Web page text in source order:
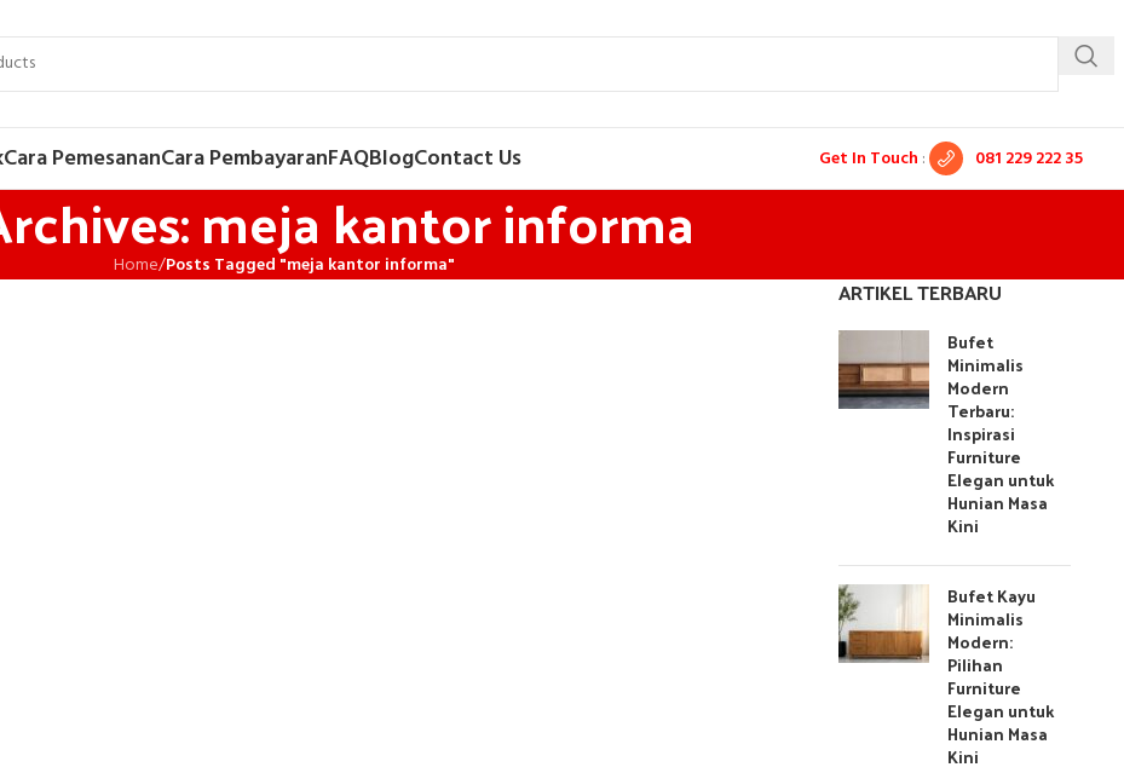
Cara PemesananCara PembayaranFAQBlogContact Us Get In Touch : 081 229 222 35
meja kantor informa
Home/Posts Tagged "meja kantor informa"
ARTIKEL TERBARU
Bufet
Minimalis
Modern
Terbaru:
Inspirasi
Furniture
Elegan untuk
Hunian Masa
Kini
Bufet Kayu
Minimalis
Modern:
Pilihan
Furniture
Elegan untuk
Hunian Masa
Kini